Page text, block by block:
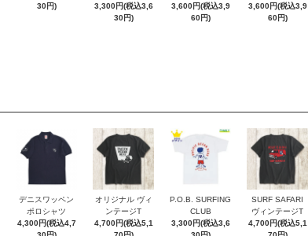
30円)
3,300円(税込3,6
30円)
3,600円(税込3,9
60円)
3,600円(税込3,9
60円)
デニスワッペン
ポロシャツ
4,300円(税込4,7
オリジナル ヴィ
ンテージT
4,700円(税込5,1
P.O.B. SURFING
CLUB
3,300円(税込3,6
SURF SAFARI
ヴィンテージT
4,700円(税込5,1